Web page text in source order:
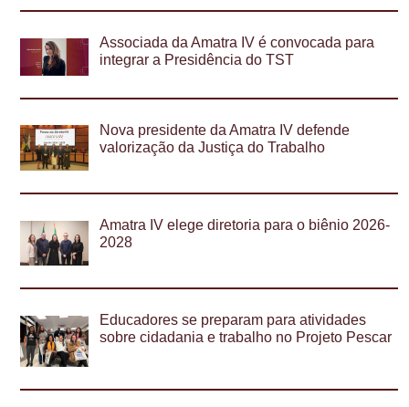
Associada da Amatra IV é convocada para
integrar a Presidência do TST
Nova presidente da Amatra IV defende
valorização da Justiça do Trabalho
Amatra IV elege diretoria para o biênio 2026-
2028
Educadores se preparam para atividades
sobre cidadania e trabalho no Projeto Pescar